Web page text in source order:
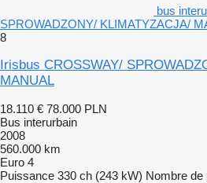
bus
SPROWADZONY/ KLIMATYZACJA/
8
Irisbus CROSSWAY/
MANUAL
18.110 € 78.000 PLN
Bus interurbain
2008
560.000 km
Euro 4
Puissance 330 ch (243 kW) Nombre de